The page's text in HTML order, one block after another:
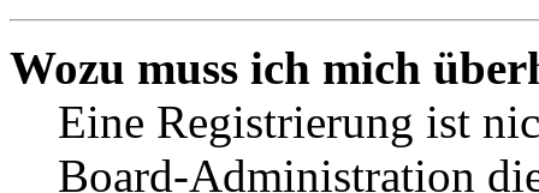
Wozu muss ich mich
Eine Registrierung ist
Board-Administration